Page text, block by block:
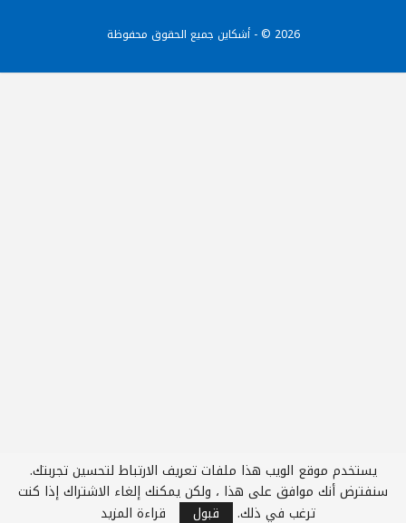
2026 © - أشكاين جميع الحقوق محفوظة
يستخدم موقع الويب هذا ملفات تعريف الارتباط لتحسين تجربتك.
سنفترض أنك موافق على هذا ، ولكن يمكنك إلغاء الاشتراك إذا كنت
ترغب في ذلك.
قبول قراءة المزيد